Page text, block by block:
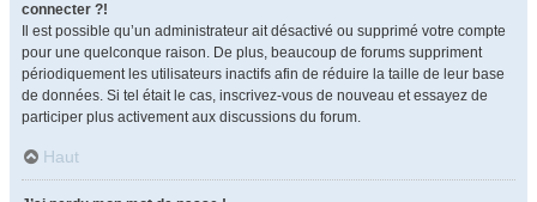
connecter ?!
Il est possible qu’un administrateur ait désactivé ou supprimé votre compte
pour une quelconque raison. De plus, beaucoup de forums suppriment
périodiquement les utilisateurs inactifs afin de réduire la taille de leur base
de données. Si tel était le cas, inscrivez-vous de nouveau et essayez de
participer plus activement aux discussions du forum.
Haut